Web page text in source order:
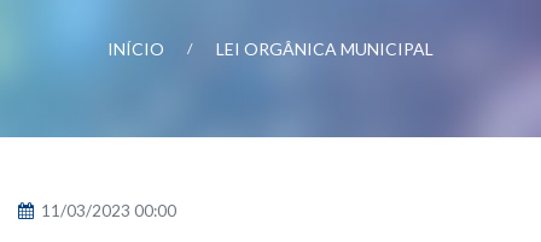
INÍCIO LEI ORGÂNICA MUNICIPAL
11/03/2023 00:00